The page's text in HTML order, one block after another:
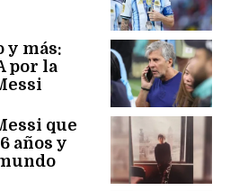
y más:
por la
que
años y